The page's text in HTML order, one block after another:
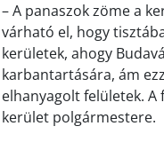
– A panaszok zöme a
várható el, hogy
kerületek, ahogy
karbantartására, ám
elhanyagolt felületek.
kerület polgármestere.